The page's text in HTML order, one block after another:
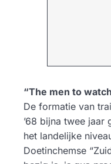
“The men to
De formatie van
’68 bijna twee jaar
het landelijke
Doetinchemse